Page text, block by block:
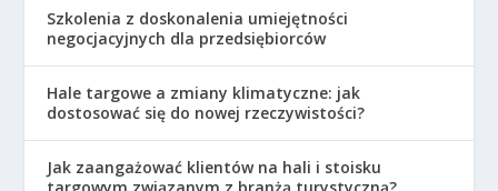
Szkolenia z doskonalenia umiejętności
negocjacyjnych dla przedsiębiorców
Hale targowe a zmiany klimatyczne: jak
dostosować się do nowej rzeczywistości?
Jak zaangażować klientów na hali i stoisku